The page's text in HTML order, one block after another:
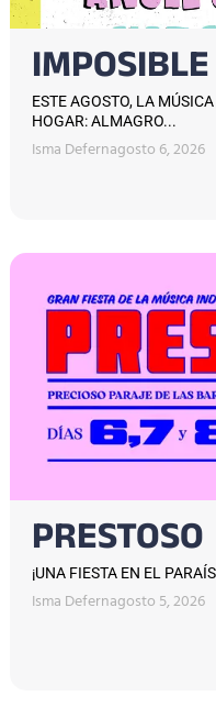
ESTE AGOSTO, LA
HOGAR: ALMAGRO...
Isma Defernagosto 6, 2026
PRESTOSO
¡UNA FIESTA EN EL
Isma Defernagosto 5, 2026